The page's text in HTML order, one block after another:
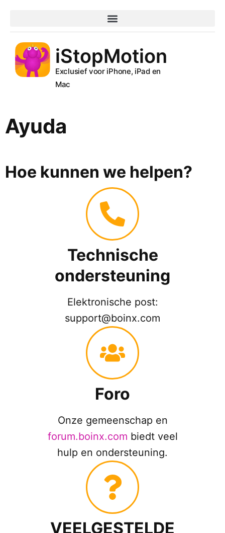
iStopMotion
Exclusief voor iPhone, iPad en
Mac
Ayuda
Hoe kunnen we helpen?
Technische
ondersteuning
Elektronische post:
support@boinx.com
Foro
Onze gemeenschap en
forum.boinx.com biedt veel
hulp en ondersteuning.
VEELGESTELDE